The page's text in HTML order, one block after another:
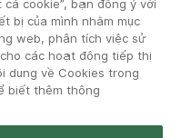
cookie”, bạn đồng ý với
bị của mình nhằm mục
web, phân tích việc sử
các hoạt động tiếp thị
dung về Cookies trong
biết thêm thông